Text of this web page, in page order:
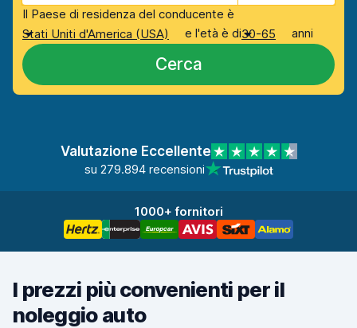
Il Paese di residenza del conducente è
Stati Uniti d'America (USA)
e l'età è di30-65 anni
Cerca
Valutazione Eccellente
su 279.894 recensioni
1000+ fornitori
I prezzi più convenienti per il
noleggio auto